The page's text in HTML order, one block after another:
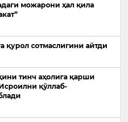
можарони ҳал қила
сотмаслигини айтди
тинч аҳолига қарши
қўллаб-